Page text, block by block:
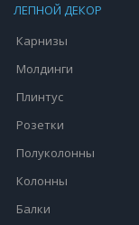
ЛЕПНОЙ ДЕКОР
Карнизы
Молдинги
Плинтус
Розетки
Полуколонны
Колонны
Балки